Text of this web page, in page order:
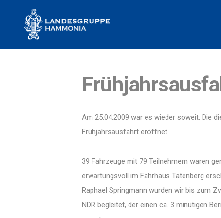
Am 25.04.2009 war es wieder soweit. Die
Frühjahrsausfahrt eröffnet.
39 Fahrzeuge mit 79 Teilnehmern waren
erwartungsvoll im Fährhaus Tatenberg
Raphael Springmann wurden wir bis zum
NDR begleitet, der einen ca. 3 minütigen